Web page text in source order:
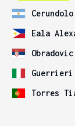
Eala
Guerrieri
Torres